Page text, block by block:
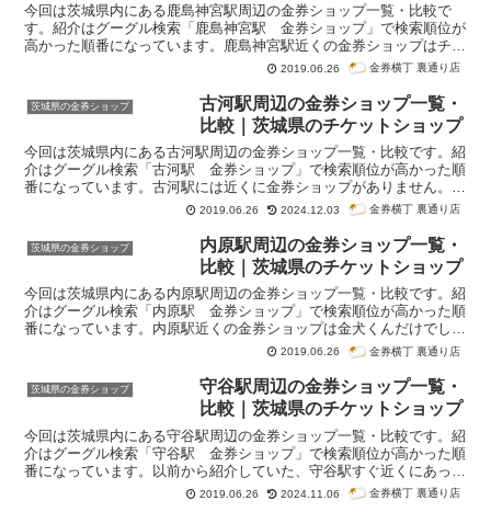
今回は茨城県内にある鹿島神宮駅周辺の金券ショップ一覧・比較で
す。紹介はグーグル検索「鹿島神宮駅 金券ショップ」で検索順位が
高かった順番になっています。鹿島神宮駅近くの金券ショップはチケ
ットセンターが駅南側にあります。ただし、駅からの距離はかなりあ
るので、車で来店するのがいいでしょう。また、途中にあるイオン鹿
嶋店と隣接するショッピングセンターチェリオ内に買取専門店のワン
ダープライスもあります。チケットセンターの買取価格と比較するな
らワンダープライスがいいでしょう。
2019.06.26 金券横丁 裏通り店
茨城県の金券ショップ
古河駅周辺の金券ショップ一覧・
比較｜茨城県のチケットショップ
今回は茨城県内にある古河駅周辺の金券ショップ一覧・比較です。紹
介はグーグル検索「古河駅 金券ショップ」で検索順位が高かった順
番になっています。古河駅には近くに金券ショップがありません。国
道125号線の大通り沿いに大黒屋、セカンドストリートがあるだけ
前の通り買取専門です。また、イトーヨーカドー古河店内に買取専門
店ワンダープライスがありましたが、イトーヨーカドー古賀店本体が
閉鎖してしまったため、現在ワンダープライス公式サイトでもリニュ
ーアル予定となっています。
2019.06.26 2024.12.03 金券横丁 裏通り店
茨城県の金券ショップ
内原駅周辺の金券ショップ一覧・
比較｜茨城県のチケットショップ
今回は茨城県内にある内原駅周辺の金券ショップ一覧・比較です。紹
介はグーグル検索「内原駅 金券ショップ」で検索順位が高かった順
番になっています。内原駅近くの金券ショップは金犬くんだけでし
た。駅からほど近くにあり、イオンモール内にあるため車でも気軽に
2019.06.26 金券横丁 裏通り店
茨城県の金券ショップ
守谷駅周辺の金券ショップ一覧・
比較｜茨城県のチケットショップ
今回は茨城県内にある守谷駅周辺の金券ショップ一覧・比較です。紹
介はグーグル検索「守谷駅 金券ショップ」で検索順位が高かった順
番になっています。以前から紹介していた、守谷駅すぐ近くにあった
「金券金太郎」は閉鎖してしまいました。2nd STREETでも金券の販
売はしていますが、専門店ではないため、あまり品揃えに期待できな
2019.06.26 2024.11.06 金券横丁 裏通り店